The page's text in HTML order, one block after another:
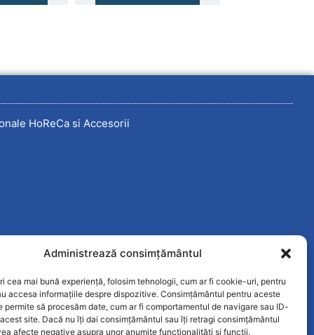
Administrează consimțământul
cea mai bună experiență, folosim tehnologii, cum ar fi cookie-uri, pentru
accesa informațiile despre dispozitive. Consimțământul pentru aceste
permite să procesăm date, cum ar fi comportamentul de navigare sau ID-
site. Dacă nu îți dai consimțământul sau îți retragi consimțământul
afecte negative asupra unor anumite funcționalități și funcții.
HoReCa si Accesorii